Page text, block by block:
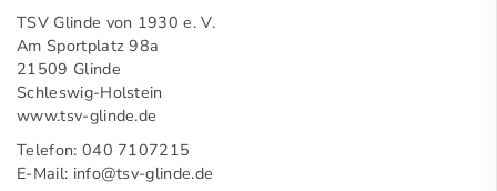
TSV Glinde von 1930 e. V.
Am Sportplatz 98a
21509 Glinde
Schleswig-Holstein
www.tsv-glinde.de
Telefon: 040 7107215
E-Mail: info@tsv-glinde.de